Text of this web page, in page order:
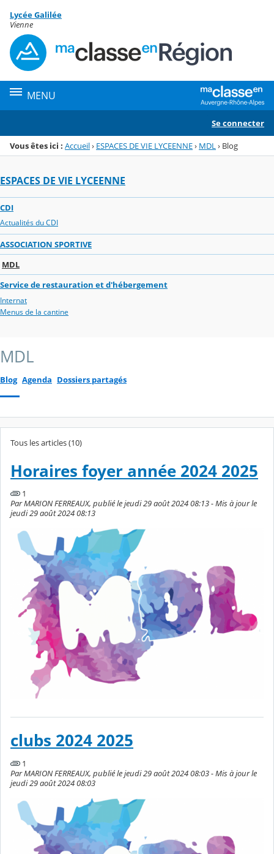
Menu de la rubrique
Contenu
Lycée Galilée
Vienne
MENU
Se connecter
Vous êtes ici : Accueil› ESPACES DE VIE LYCEENNE› MDL › Blog
ESPACES DE VIE LYCEENNE
CDI
Actualités du CDI
ASSOCIATION SPORTIVE
MDL
Service de restauration et d'hébergement
Internat
Menus de la cantine
MDL
Blog Agenda Dossiers partagés
Tous les articles (10)
Horaires foyer année 2024 2025
1
Par MARION FERREAUX, publié le jeudi 29 août 2024 08:13 - Mis à jour le
jeudi 29 août 2024 08:13
clubs 2024 2025
1
Par MARION FERREAUX, publié le jeudi 29 août 2024 08:03 - Mis à jour le
jeudi 29 août 2024 08:03